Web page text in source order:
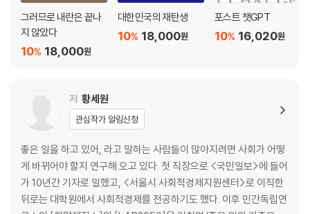
- ‘K-방역’이 남긴 좋은 관료제라는 숙제 _김보영
- 데이터가 여는 ‘빅마더’ 복지 패러다임 _최현수
- 정보가 사람을 살리는 시대, 정보의 주인은 누구인가 _박상현
- 혁신의 시간이 다가온다 _구교준
그러므로 내란은 끝나
지 않았다
18,000원
10%
대한민국의 재탄생
18,000원
10%
포스트 챗GPT
16,020원
10%
저 황세원
관심작가 알림신청
좋은 일을 하고 있어, 라고 말하는 사람들이 많아지려면 사회가 어떻
게 바뀌어야 할지 연구해 오고 있다. 첫 직장으로 <국민일보>에 들어
가 10년간 기자로 일했고, <서울시 사회적경제지원센터>로 이직한
뒤로는 대학원에서 사회적경제를 전공하기도 했다. 이후 민간독립연